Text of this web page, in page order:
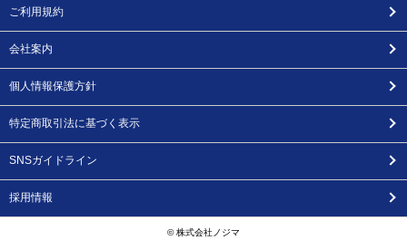
ご利用規約
会社案内
個人情報保護方針
特定商取引法に基づく表示
SNSガイドライン
採用情報
© 株式会社ノジマ